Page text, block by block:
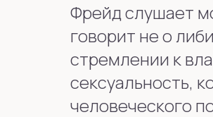
Фрейд слушает
говорит не о
стремлении к
сексуальность,
человеческого